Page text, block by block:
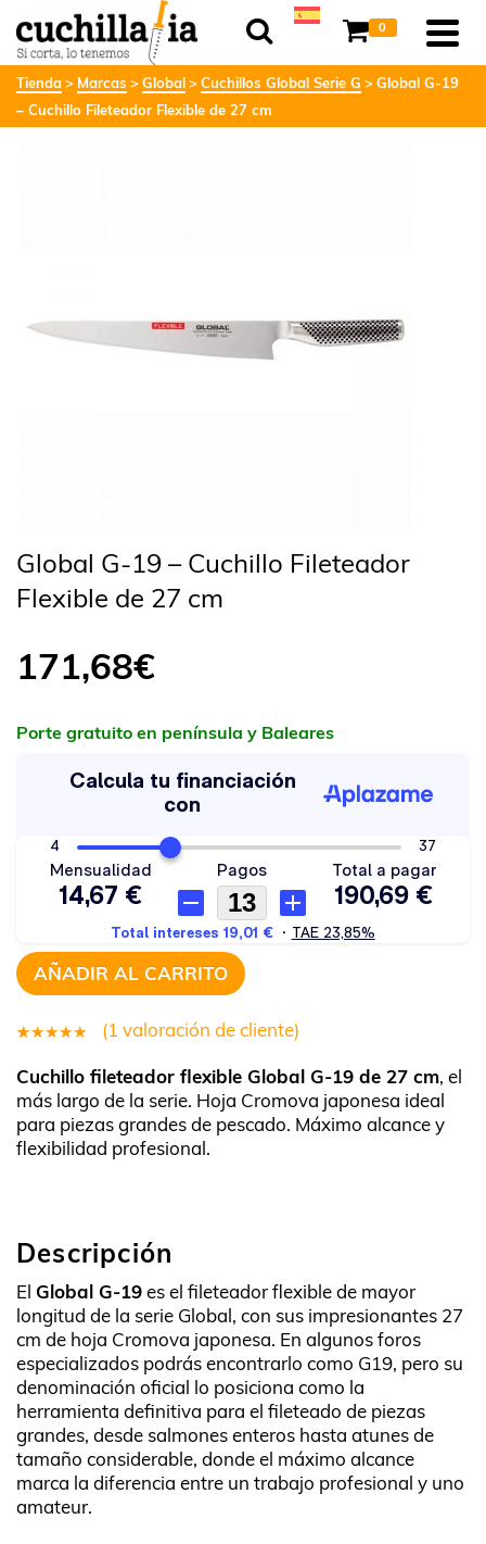
0
Tienda Marcas Global Cuchillos Global Serie G
Global G-19
– Cuchillo Fileteador Flexible de 27 cm
Global G-19 – Cuchillo Fileteador
Flexible de 27 cm
171,68€
Porte gratuito en península y Baleares
AÑADIR AL CARRITO
5.00sobre
5 basado
en
(1 valoración de cliente)
Cuchillo fileteador flexible Global G-19 de 27 cm, el
más largo de la serie. Hoja Cromova japonesa ideal
para piezas grandes de pescado. Máximo alcance y
flexibilidad profesional.
Descripción
El Global G-19es el fileteador flexible de mayor
longitud de la serie Global, con sus impresionantes 27
cm de hoja Cromova japonesa. En algunos foros
especializados podrás encontrarlo como G19, pero su
denominación oficial lo posiciona como la
herramienta definitiva para el fileteado de piezas
grandes, desde salmones enteros hasta atunes de
tamaño considerable, donde el máximo alcance
marca la diferencia entre un trabajo profesional y uno
amateur.